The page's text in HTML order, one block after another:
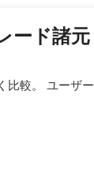
ード諸元
比較。 ユーザー